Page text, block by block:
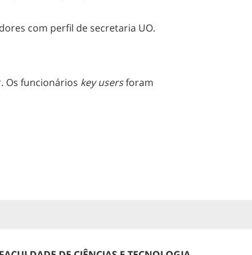
com perfil de secretaria UO.
Os funcionários key usersforam